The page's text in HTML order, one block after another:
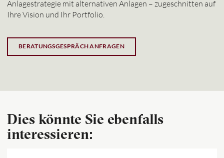
Anlagestrategie mit alternativen Anlagen – zugeschnitten auf
Ihre Vision und Ihr Portfolio.
BERATUNGSGESPRÄCH ANFRAGEN
Dies könnte Sie ebenfalls
interessieren: